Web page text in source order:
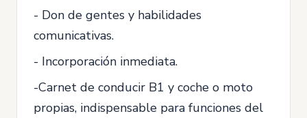
- Don de gentes y habilidades
comunicativas.
- Incorporación inmediata.
-Carnet de conducir B1 y coche o moto
propias, indispensable para funciones del